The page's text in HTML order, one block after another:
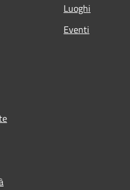
Luoghi
Eventi